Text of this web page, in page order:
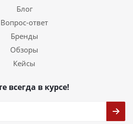
Блог
Вопрос-ответ
Бренды
Обзоры
Кейсы
всегда в курсе!